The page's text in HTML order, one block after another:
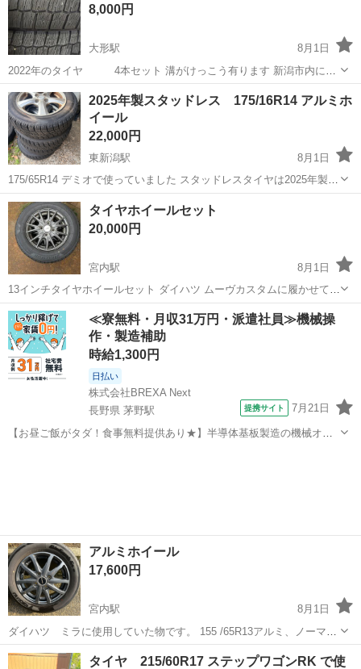
8,000円
大形駅
8月1日
2022年のタイヤ 4本セット 溝がけっこう有ります 新潟市内に手
渡すできます よろしくお願いいたします。
新潟 新潟市 大形駅 タイヤ、ホイール
2025年製スタッドレス 175/16R14 アルミホ
イール
22,000円
東新潟駅
8月1日
175/65R14 デミオで使っていました スタッドレスタイヤは2025年製で
2ヶ月程度しか使用していません アルミホイールの状態は素人なので
判断できません、画像で判断お願いします 新潟市内で引き渡しでお願
いします
新潟 新潟市 東新潟駅 タイヤ、ホイール
アルミホイール
タイヤホイールセット
20,000円
宮内駅
8月1日
13インチタイヤホイールセット ダイハツ ムーヴカスタムに履かせてま
した 25年製ブリヂストン ニューノ 145/80R13 タイヤの溝もバリ山で
すのでまだまだ使用出来ます！
新潟 長岡市 宮内駅 タイヤ、ホイール
≪寮無料・月収31万円・派遣社員≫機械操
作・製造補助
時給1,300円
日払い
株式会社BREXA Next
長野県 茅野駅
提携サイト 7月21日
【お昼ご飯がタダ！食事無料提供あり★】半導体基板製造の機械オペ
アルミホイール
17,600円
宮内駅
8月1日
ダイハツ ミラに使用していた物です。 155 /65R13アルミ、ノーマル
タイヤ付き 4本セット 使用による、傷や汚れはあります。 大きな
ガリキズ、曲がり、歪みはありません。 タイヤ残り溝は、4mm位で
新潟 長岡市 宮内駅
タイヤ 215/60R17 ステップワゴンRK で使